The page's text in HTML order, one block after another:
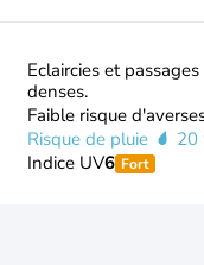
Eclaircies et
denses.
Faible risque
Risque de pluie
20
Indice UV6 Fort